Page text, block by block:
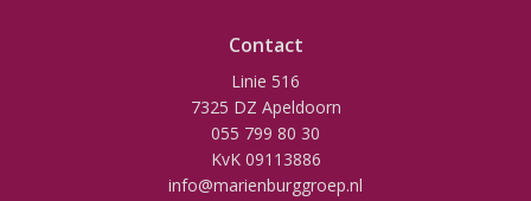
Contact
Linie 516
7325 DZ Apeldoorn
055 799 80 30
KvK 09113886
info@marienburggroep.nl